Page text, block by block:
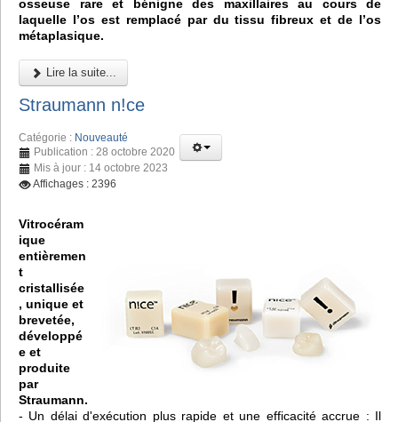
osseuse rare et bénigne des maxillaires au cours de
laquelle l’os est remplacé par du tissu fibreux et de l’os
métaplasique.
Lire la suite...
Straumann n!ce
Catégorie : Nouveauté
Publication : 28 octobre 2020
Mis à jour : 14 octobre 2023
Affichages : 2396
Vitrocéram
ique
entièremen
t
cristallisée
, unique et
brevetée,
développé
e et
produite
par
Straumann.
- Un délai d'exécution plus rapide et une efficacité accrue : Il